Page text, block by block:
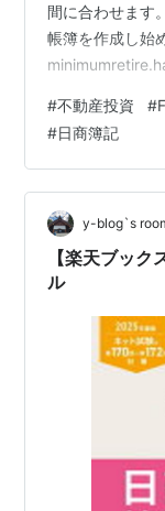
間に合わせます
帳簿を作成し始
に手を付けるど
をして、昨日か
た。 日商簿記2
もなく、エクセ
ロ)。 ww…
#不動産投資 #
#日商簿記
y-blog`s
【楽天ブッ
ル